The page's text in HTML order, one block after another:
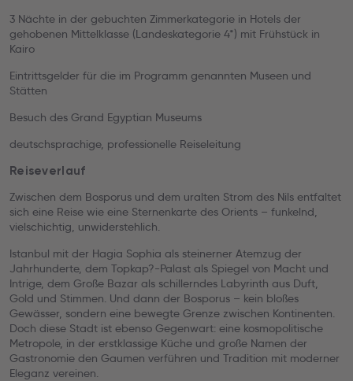
3 Nächte in der gebuchten Zimmerkategorie in Hotels der
gehobenen Mittelklasse (Landeskategorie 4*) mit Frühstück in
Kairo
Eintrittsgelder für die im Programm genannten Museen und
Stätten
Besuch des Grand Egyptian Museums
deutschsprachige, professionelle Reiseleitung
Reiseverlauf
Zwischen dem Bosporus und dem uralten Strom des Nils entfaltet
sich eine Reise wie eine Sternenkarte des Orients – funkelnd,
vielschichtig, unwiderstehlich.
Istanbul mit der Hagia Sophia als steinerner Atemzug der
Jahrhunderte, dem Topkap?-Palast als Spiegel von Macht und
Intrige, dem Große Bazar als schillerndes Labyrinth aus Duft,
Gold und Stimmen. Und dann der Bosporus – kein bloßes
Gewässer, sondern eine bewegte Grenze zwischen Kontinenten.
Doch diese Stadt ist ebenso Gegenwart: eine kosmopolitische
Metropole, in der erstklassige Küche und große Namen der
Gastronomie den Gaumen verführen und Tradition mit moderner
Eleganz vereinen.